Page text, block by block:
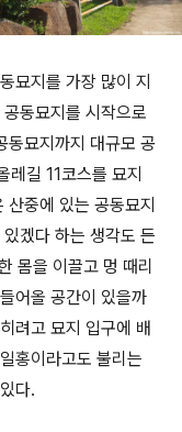
묘지를 가장 많이 지
동묘지를 시작으로
동묘지까지 대규모 공
길 11코스를 묘지
중에 있는 공동묘지
겠다 하는 생각도 든
몸을 이끌고 멍 때리
어올 공간이 있을까
려고 묘지 입구에 배
홍이라고도 불리는
다.